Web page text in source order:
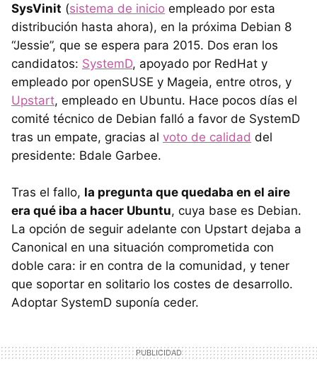
SysVinit (sistema de inicio empleado por esta
distribución hasta ahora), en la próxima Debian 8
“Jessie”, que se espera para 2015. Dos eran los
candidatos: SystemD, apoyado por RedHat y
empleado por openSUSE y Mageia, entre otros, y
Upstart, empleado en Ubuntu. Hace pocos días el
comité técnico de Debian falló a favor de SystemD
tras un empate, gracias al voto de calidad del
presidente: Bdale Garbee.
Tras el fallo, la pregunta que quedaba en el aire
era qué iba a hacer Ubuntu, cuya base es Debian.
La opción de seguir adelante con Upstart dejaba a
Canonical en una situación comprometida con
doble cara: ir en contra de la comunidad, y tener
que soportar en solitario los costes de desarrollo.
Adoptar SystemD suponía ceder.